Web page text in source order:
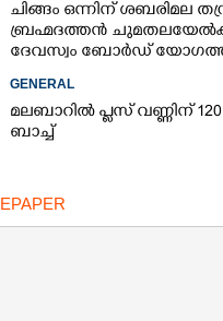
ചിങ്ങം ഒന്നിന് ശബരിമല
ബ്രഹ്മദത്തൻ
ദേവസ്വം ബോർഡ്
തീരുമാനം
GENERAL
മലബാറിൽ പ്ലസ് വണ്ണിന്
ബാച്ച്
EPAPER